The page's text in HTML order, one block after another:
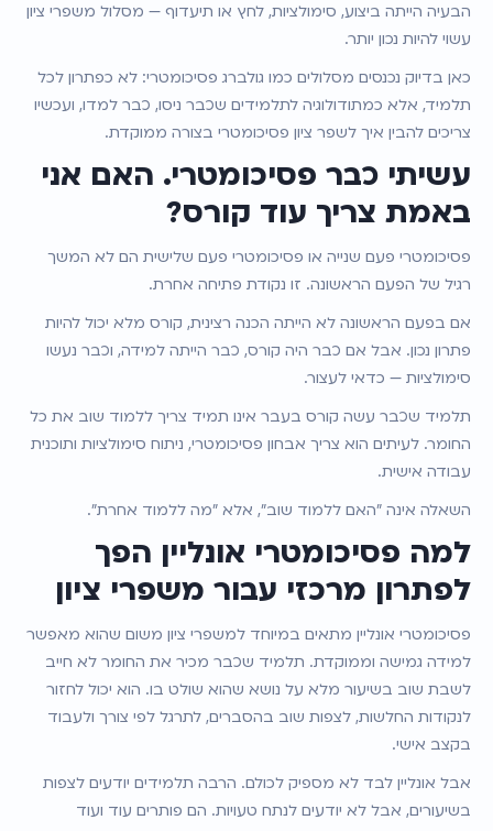
הבעיה הייתה ביצוע, סימולציות, לחץ או תיעדוף — מסלול משפרי ציון
עשוי להיות נכון יותר.
כאן בדיוק נכנסים מסלולים כמו גולברג פסיכומטרי: לא כפתרון לכל
תלמיד, אלא כמתודולוגיה לתלמידים שכבר ניסו, כבר למדו, ועכשיו
צריכים להבין איך לשפר ציון פסיכומטרי בצורה ממוקדת.
עשיתי כבר פסיכומטרי. האם אני
באמת צריך עוד קורס?
פסיכומטרי פעם שנייה או פסיכומטרי פעם שלישית הם לא המשך
רגיל של הפעם הראשונה. זו נקודת פתיחה אחרת.
אם בפעם הראשונה לא הייתה הכנה רצינית, קורס מלא יכול להיות
פתרון נכון. אבל אם כבר היה קורס, כבר הייתה למידה, וכבר נעשו
סימולציות — כדאי לעצור.
תלמיד שכבר עשה קורס בעבר אינו תמיד צריך ללמוד שוב את כל
החומר. לעיתים הוא צריך אבחון פסיכומטרי, ניתוח סימולציות ותוכנית
עבודה אישית.
השאלה אינה "האם ללמוד שוב", אלא "מה ללמוד אחרת".
למה פסיכומטרי אונליין הפך
לפתרון מרכזי עבור משפרי ציון
פסיכומטרי אונליין מתאים במיוחד למשפרי ציון משום שהוא מאפשר
למידה גמישה וממוקדת. תלמיד שכבר מכיר את החומר לא חייב
לשבת שוב בשיעור מלא על נושא שהוא שולט בו. הוא יכול לחזור
לנקודות החלשות, לצפות שוב בהסברים, לתרגל לפי צורך ולעבוד
בקצב אישי.
אבל אונליין לבד לא מספיק לכולם. הרבה תלמידים יודעים לצפות
בשיעורים, אבל לא יודעים לנתח טעויות. הם פותרים עוד ועוד